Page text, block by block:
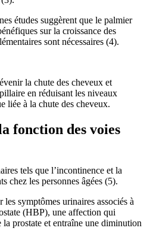
études suggèrent que le palmier
sur la croissance des
sont nécessaires (4).
la chute des cheveux et
en réduisant les niveaux
liée à la chute des cheveux.
fonction des voies
tels que l’incontinence et la
chez les personnes âgées (5).
symptômes urinaires associés à
(HBP), une affection qui
prostate et entraîne une diminution